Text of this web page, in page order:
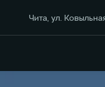
Чита, ул.